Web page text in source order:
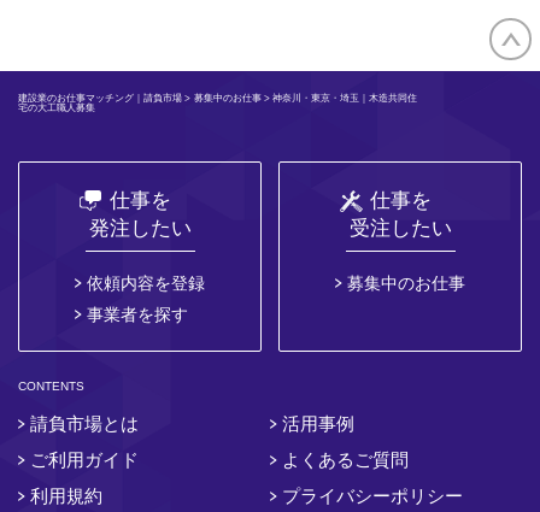
建設業のお仕事マッチング｜請負市場 > 募集中のお仕事> 神奈川・東京・埼玉｜木造共同住
宅の大工職人募集
仕事を
発注したい
依頼内容を登録
事業者を探す
仕事を
受注したい
募集中のお仕事
CONTENTS
請負市場とは
活用事例
ご利用ガイド
よくあるご質問
利用規約
プライバシーポリシー